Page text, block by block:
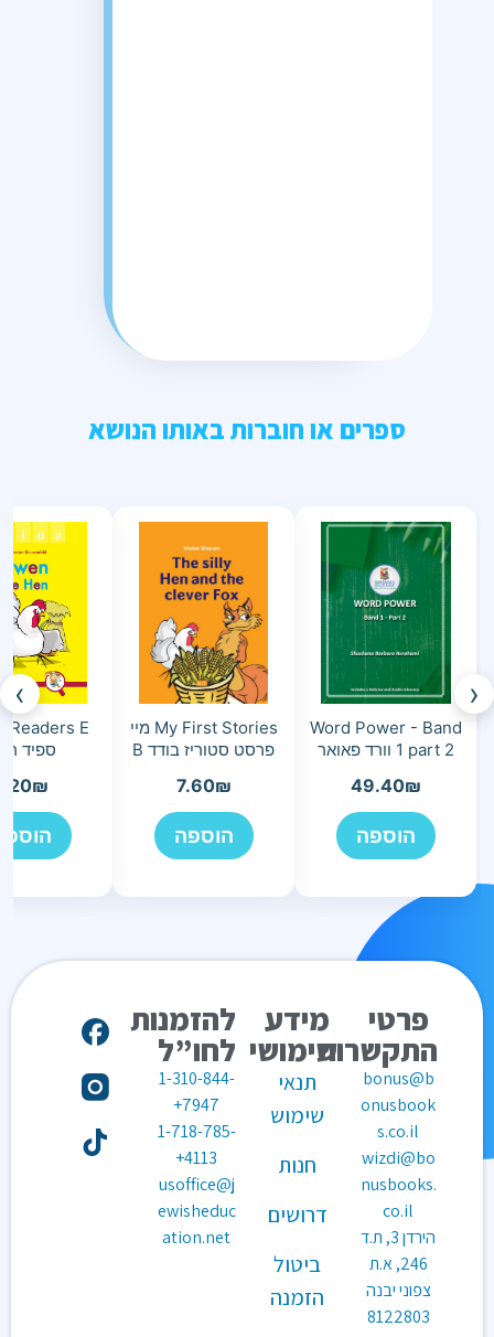
ספרים או חוברות באותו הנושא
‹
Word Power - Band
1 part 2 וורד פאואר
49.40₪
הוספה
My First Stories מיי
פרסט סטוריז בודד B
7.60₪
הוספה
Readers E
ספיד
₪
›
פרטי
התקשרות
bonus@b
onusbook
s.co.il
wizdi@bo
nusbooks.
co.il
הירדן 3, ת.ד
246, א.ת
צפוני יבנה
8122803
מידע
שימושי
תנאי
שימוש
חנות
דרושים
ביטול
הזמנה
להזמנות
לחו”ל
1-310-844-
7947+
1-718-785-
4113+
usoffice@j
ewisheduc
ation.net